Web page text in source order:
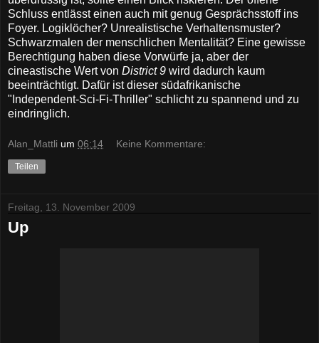
Schluss entlässt einen auch mit genug Gesprächsstoff ins
Foyer. Logiklöcher? Unrealistische Verhaltensmuster?
Schwarzmalen der menschlichen Mentalität? Eine gewisse
Berechtigung haben diese Vorwürfe ja, aber der
cineastische Wert von District 9 wird dadurch kaum
beeinträchtigt. Dafür ist dieser südafrikanische
"Independent-Sci-Fi-Thriller" schlicht zu spannend und zu
eindringlich.
Alan_Mattli um 06:14 Keine Kommentare:
Teilen
Freitag, 13. November 2009
Up